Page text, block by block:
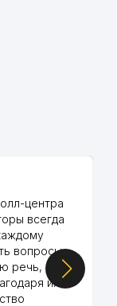
центра
всегда
вопросы.
речь,
их